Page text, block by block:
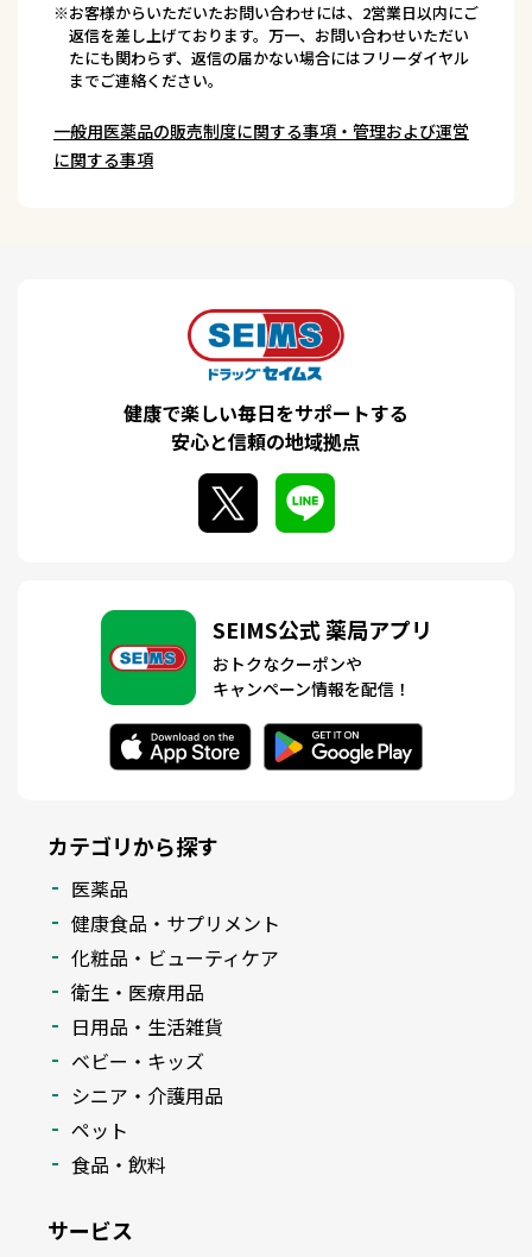
※お客様からいただいたお問い合わせには、2営業日以内にご
返信を差し上げております。万一、お問い合わせいただい
たにも関わらず、返信の届かない場合にはフリーダイヤル
までご連絡ください。
一般用医薬品の販売制度に関する事項・管理および運営
に関する事項
健康で楽しい毎日をサポートする
安心と信頼の地域拠点
SEIMS公式 薬局アプリ
おトクなクーポンや
キャンペーン情報を配信！
カテゴリから探す
医薬品
健康食品・サプリメント
化粧品・ビューティケア
衛生・医療用品
日用品・生活雑貨
ベビー・キッズ
シニア・介護用品
ペット
食品・飲料
サービス